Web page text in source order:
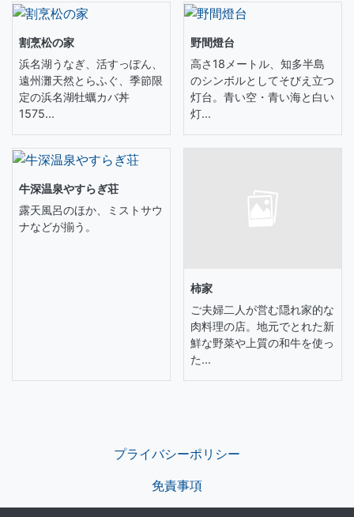
割烹松の家
浜名湖うなぎ、活すっぽん、
遠州灘天然とらふぐ、季節限
定の浜名湖牡蠣カバ丼
1575...
野間燈台
高さ18メートル、知多半島
のシンボルとしてそびえ立つ
灯台。青い空・青い海と白い
灯...
牛深温泉やすらぎ荘
露天風呂のほか、ミストサウ
ナなどが揃う。
柿家
ご夫婦二人が営む隠れ家的な
肉料理の店。地元でとれた新
鮮な野菜や上質の和牛を使っ
た...
プライバシーポリシー
免責事項